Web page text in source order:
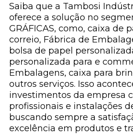
Saiba que a Tambosi
oferece a solução no
GRÁFICAS, como, caixa de
correio, Fábrica de
bolsa de papel
personalizada para e
Embalagens, caixa para
outros serviços. Isso
investimentos da empresa
profissionais e instalações
buscando sempre a
excelência em produtos e